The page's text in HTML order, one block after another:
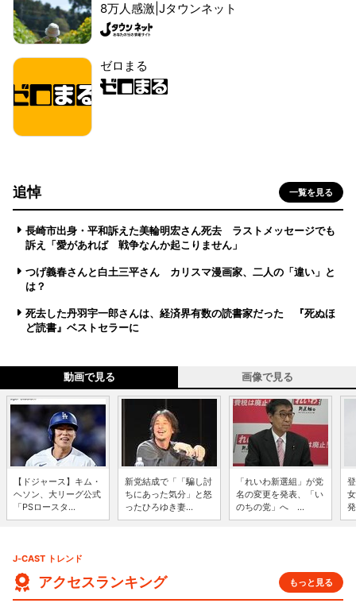
8万人感激|Jタウンネット
ゼロまる
追悼 一覧を見る
長崎市出身・平和訴えた美輪明宏さん死去 ラストメッセージでも
訴え「愛があれば 戦争なんか起こりません」
つげ義春さんと白土三平さん カリスマ漫画家、二人の「違い」と
は？
死去した丹羽宇一郎さんは、経済界有数の読書家だった 『死ぬほ
ど読書』ベストセラーに
動画で見る 画像で見る
【ドジャース】キム・
ヘソン、大リーグ公式
「PSロースタ...
新党結成で「「騙し討
ちにあった気分」と怒
ったひろゆき妻...
「れいわ新選組」が党
名の変更を発表、「い
のちの党」へ ...
J-CAST トレンド
アクセスランキング もっと見る